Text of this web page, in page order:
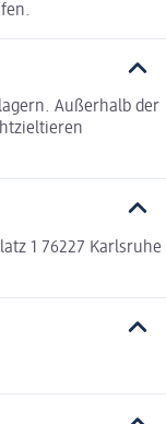
Außerhalb der
1 76227 Karlsruhe